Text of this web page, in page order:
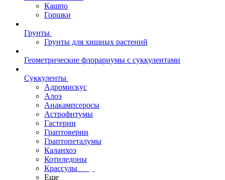
Кашпо
Горшки
Грунты
Грунты для хищных растений
Геометрические флорариумы с суккулентами
Суккуленты
Адромискус
Алоэ
Анакампсеросы
Астрофитумы
Гастерии
Граптоверии
Граптопеталумы
Каланхоэ
Котиледоны
Крассулы
Еще